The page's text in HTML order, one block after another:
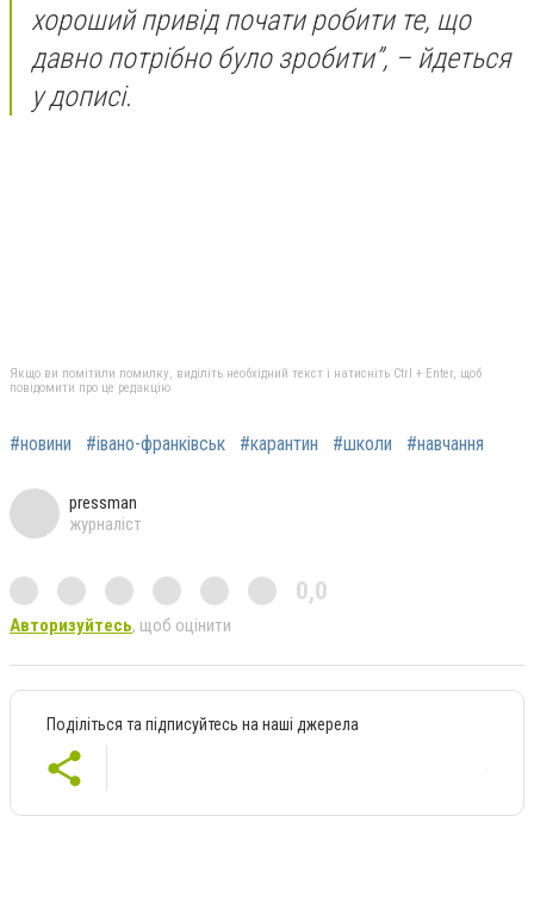
хороший привід почати робити те, що
давно потрібно було зробити”, – йдеться
у дописі.
Якщо ви помітили помилку, виділіть необхідний текст і натисніть Ctrl + Enter, щоб
повідомити про це редакцію
#новини #івано-франківськ #карантин #школи #навчання
pressman
журналіст
0,0
Авторизуйтесь, щоб оцінити
Поділіться та підписуйтесь на наші джерела